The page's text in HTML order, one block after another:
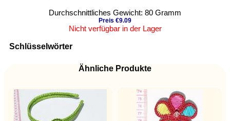
Durchschnittliches Gewicht: 80 Gramm
Preis €9.09
Nicht verfügbar in der Lager
Schlüsselwörter
Ähnliche Produkte